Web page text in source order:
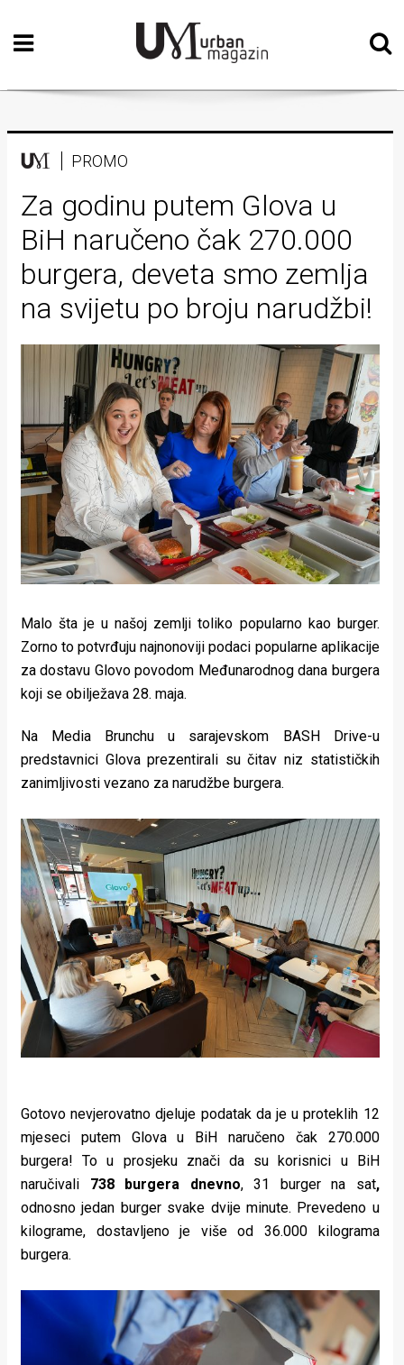
Početna
Vizualne
Teatar
Književnost
Muzika
Film
Intervju
Kolumne
Kultura
Lifestyle
Beauty
Fashion
Zdravlje
Za
Život
Ideje
koje
rade
Urban
Places
Aktivizam
Aktuelnosti
Promo
About
Magazin
PROMO
Za godinu putem Glova u
BiH naručeno čak 270.000
burgera, deveta smo zemlja
na svijetu po broju narudžbi!
Malo šta je u našoj zemlji toliko popularno kao burger.
Zorno to potvrđuju najnonoviji podaci popularne aplikacije
za dostavu Glovo povodom Međunarodnog dana burgera
koji se obilježava 28. maja.
Na Media Brunchu u sarajevskom BASH Drive-u
predstavnici Glova prezentirali su čitav niz statističkih
zanimljivosti vezano za narudžbe burgera.
Gotovo nevjerovatno djeluje podatak da je u proteklih 12
mjeseci putem Glova u BiH naručeno čak 270.000
burgera! To u prosjeku znači da su korisnici u BiH
naručivali 738 burgera dnevno, 31 burger na sat,
odnosno jedan burger svake dvije minute. Prevedeno u
kilograme, dostavljeno je više od 36.000 kilograma
burgera.